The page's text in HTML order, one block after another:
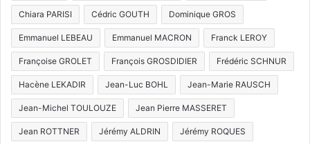
Chiara PARISI Cédric GOUTH Dominique GROS
Emmanuel LEBEAU Emmanuel MACRON Franck LEROY
Françoise GROLET François GROSDIDIER Frédéric SCHNUR
Hacène LEKADIR Jean-Luc BOHL Jean-Marie RAUSCH
Jean-Michel TOULOUZE Jean Pierre MASSERET
Jean ROTTNER Jérémy ALDRIN Jérémy ROQUES